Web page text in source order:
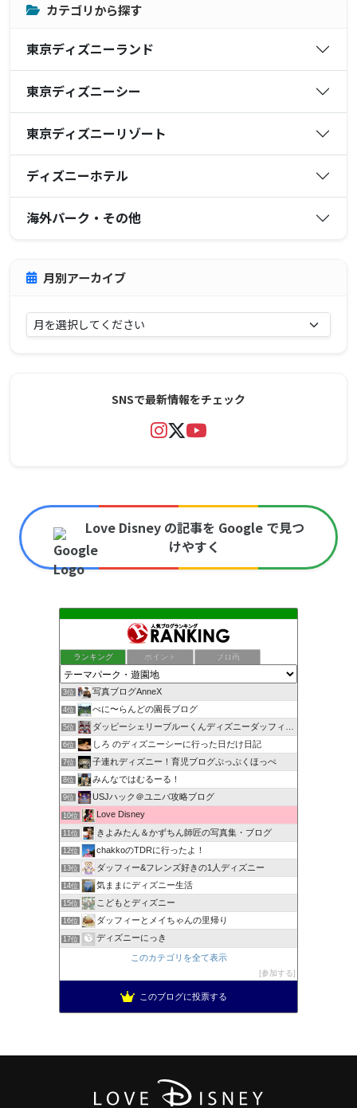
カテゴリから探す
東京ディズニーランド
東京ディズニーシー
東京ディズニーリゾート
ディズニーホテル
海外パーク・その他
月別アーカイブ
SNSで最新情報をチェック
Love Disney の記事を Google で見つ
けやすく
ランキング ポイント ブロ画
3位 写真ブログAnneX
4位 べに〜らんどの園長ブログ
5位 ダッピーシェリーブルーくんディズニーダッフィーバラhappy
6位 しろ のディズニーシーに行った日だけ日記
7位 子連れディズニー！育児ブログぷっぷくほっぺ
8位 みんなではむるーる！
9位 USJハック＠ユニバ攻略ブログ
10位 Love Disney
11位 きよみたん＆かずちん師匠の写真集・ブログ
12位 chakkoのTDRに行ったよ！
13位 ダッフィー&フレンズ好きの1人ディズニー
14位 気ままにディズニー生活
15位 こどもとディズニー
16位 ダッフィーとメイちゃんの里帰り
17位 ディズニーにっき
このカテゴリを全て表示
参加する
このブログに投票する